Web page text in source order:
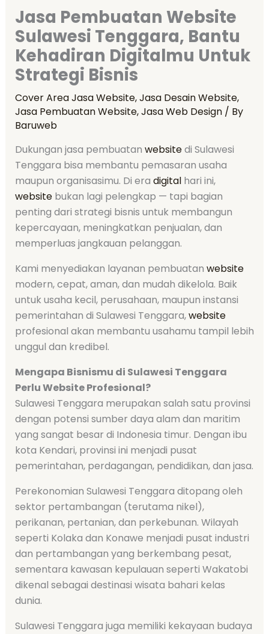
Jasa Pembuatan Website
Sulawesi Tenggara, Bantu
Kehadiran Digitalmu Untuk
Strategi Bisnis
Cover Area Jasa Website,Jasa Desain Website,
Jasa Pembuatan Website,Jasa Web Design/ By
Baruweb
Dukungan jasa pembuatan websitedi Sulawesi
Tenggara bisa membantu pemasaran usaha
maupun organisasimu. Di era digitalhari ini,
websitebukan lagi pelengkap — tapi bagian
penting dari strategi bisnis untuk membangun
kepercayaan, meningkatkan penjualan, dan
memperluas jangkauan pelanggan.
Kami menyediakan layanan pembuatan website
modern, cepat, aman, dan mudah dikelola. Baik
untuk usaha kecil, perusahaan, maupun instansi
pemerintahan di Sulawesi Tenggara,website
profesional akan membantu usahamu tampil lebih
unggul dan kredibel.
Mengapa Bisnismu di Sulawesi Tenggara
Perlu Website Profesional?
Sulawesi Tenggara merupakan salah satu provinsi
dengan potensi sumber daya alam dan maritim
yang sangat besar di Indonesia timur. Dengan ibu
kota Kendari, provinsi ini menjadi pusat
pemerintahan, perdagangan, pendidikan, dan jasa.
Perekonomian Sulawesi Tenggara ditopang oleh
sektor pertambangan (terutama nikel),
perikanan, pertanian, dan perkebunan. Wilayah
seperti Kolaka dan Konawe menjadi pusat industri
dan pertambangan yang berkembang pesat,
sementara kawasan kepulauan seperti Wakatobi
dikenal sebagai destinasi wisata bahari kelas
dunia.
Sulawesi Tenggara juga memiliki kekayaan budaya